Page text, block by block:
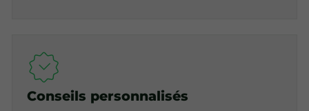
Conseils personnalisés